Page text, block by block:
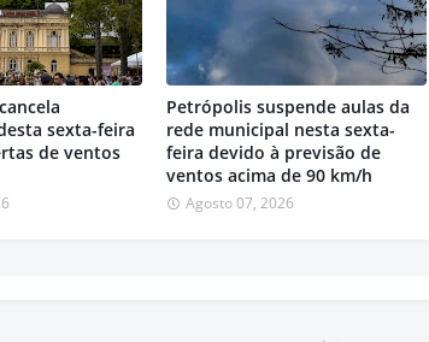
sexta-feira
de ventos
Petrópolis suspende aulas da
rede municipal nesta sexta-
feira devido à previsão de
ventos acima de 90 km/h
Agosto 07, 2026